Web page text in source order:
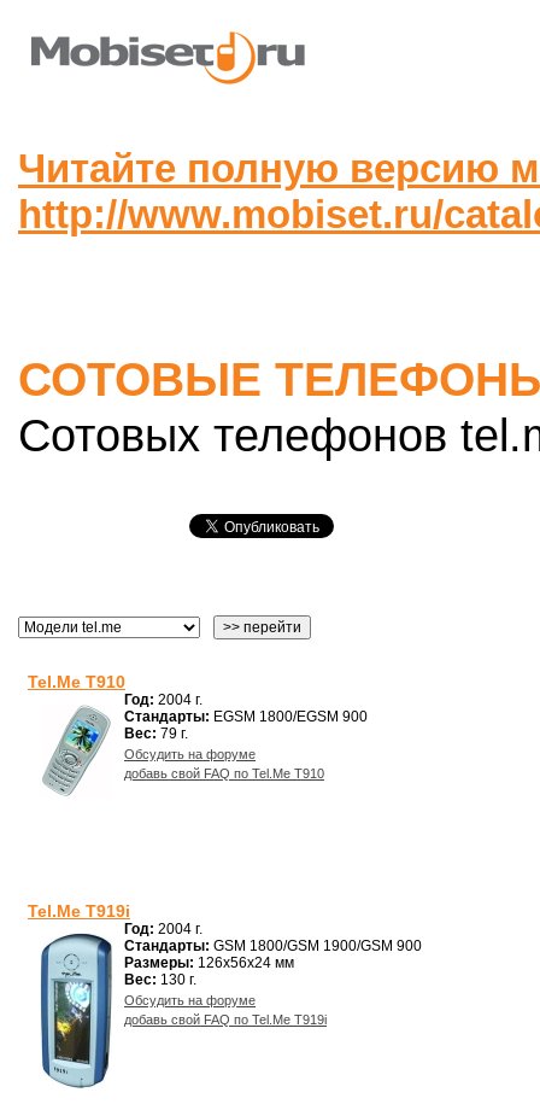
Читайте полную версию
http://www.mobiset.ru/
СОТОВЫЕ ТЕЛЕФОНЫ
Сотовых телефонов
Tel.Me T910
Год: 2004 г.
Стандарты: EGSM 1800/EGSM 900
Вес: 79 г.
Обсудить на форуме
добавь свой FAQ по Tel.Me T910
Tel.Me T919i
Год: 2004 г.
Стандарты: GSM 1800/GSM 1900/GSM 900
Размеры: 126x56x24 мм
Вес: 130 г.
Обсудить на форуме
добавь свой FAQ по Tel.Me T919i